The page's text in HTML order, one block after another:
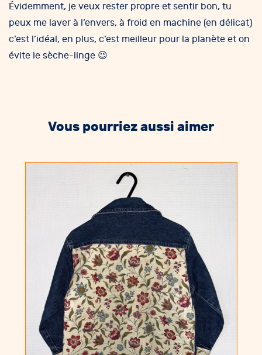
Évidemment, je veux rester propre et sentir bon, tu
peux me laver à l’envers, à froid en machine (en délicat)
c’est l’idéal, en plus, c’est meilleur pour la planète et on
évite le sèche-linge 😉
Vous pourriez aussi aimer